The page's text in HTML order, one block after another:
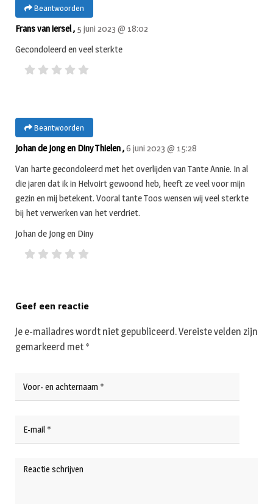
Beantwoorden
Frans van iersel , 5 juni 2023 @ 18:02
Gecondoleerd en veel sterkte
Beantwoorden
Johan de Jong en Diny Thielen ,6 juni 2023 @ 15:28
Van harte gecondoleerd met het overlijden van Tante Annie. In al
die jaren dat ik in Helvoirt gewoond heb, heeft ze veel voor mijn
gezin en mij betekent. Vooral tante Toos wensen wij veel sterkte
bij het verwerken van het verdriet.
Johan de Jong en Diny
Geef een reactie
Je e-mailadres wordt niet gepubliceerd.Vereiste velden zijn
gemarkeerd met *